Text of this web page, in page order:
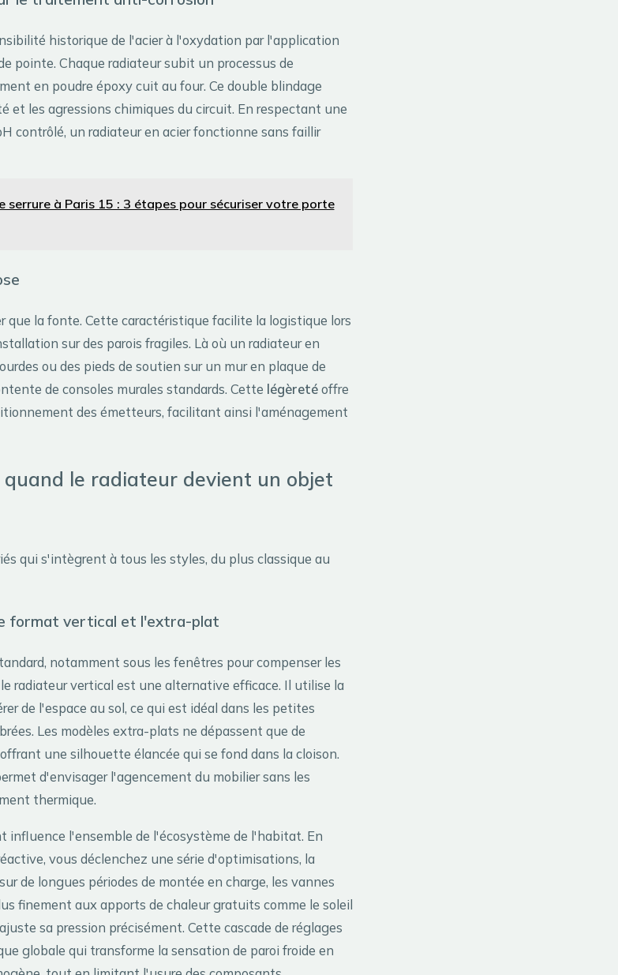
historique de l'acier à l'oxydation par l'application
pointe. Chaque radiateur subit un processus de
en poudre époxy cuit au four. Ce double blindage
et les agressions chimiques du circuit. En respectant une
contrôlé, un radiateur en acier fonctionne sans faillir
serrure à Paris 15 : 3 étapes pour sécuriser votre porte
que la fonte. Cette caractéristique facilite la logistique lors
sur des parois fragiles. Là où un radiateur en
ou des pieds de soutien sur un mur en plaque de
de consoles murales standards. Cette légèretéoffre
des émetteurs, facilitant ainsi l'aménagement
quand le radiateur devient un objet
qui s'intègrent à tous les styles, du plus classique au
format vertical et l'extra-plat
notamment sous les fenêtres pour compenser les
radiateur vertical est une alternative efficace. Il utilise la
de l'espace au sol, ce qui est idéal dans les petites
Les modèles extra-plats ne dépassent que de
une silhouette élancée qui se fond dans la cloison.
d'envisager l'agencement du mobilier sans les
thermique.
influence l'ensemble de l'écosystème de l'habitat. En
vous déclenchez une série d'optimisations, la
de longues périodes de montée en charge, les vannes
finement aux apports de chaleur gratuits comme le soleil
sa pression précisément. Cette cascade de réglages
globale qui transforme la sensation de paroi froide en